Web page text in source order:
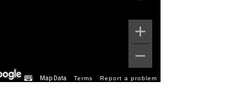
Map Data Terms Report a problem